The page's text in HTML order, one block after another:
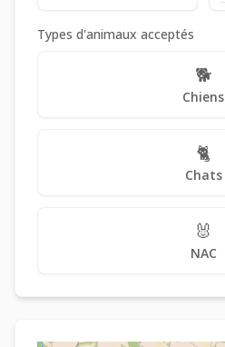
Types d'animaux acceptés
🐕
Chiens
🐈
Chats
🐰
NAC